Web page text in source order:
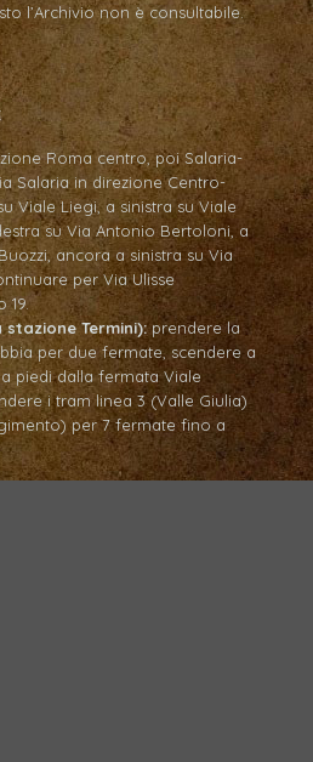
l’Archivio non è consultabile.
Roma centro, poi Salaria-
Salaria in direzione Centro-
Viale Liegi, a sinistra su Viale
su Via Antonio Bertoloni, a
ancora a sinistra su Via
per Via Ulisse
19.
stazione Termini): prendere la
per due fermate, scendere a
piedi dalla fermata Viale
i tram linea 3 (Valle Giulia)
per 7 fermate fino a